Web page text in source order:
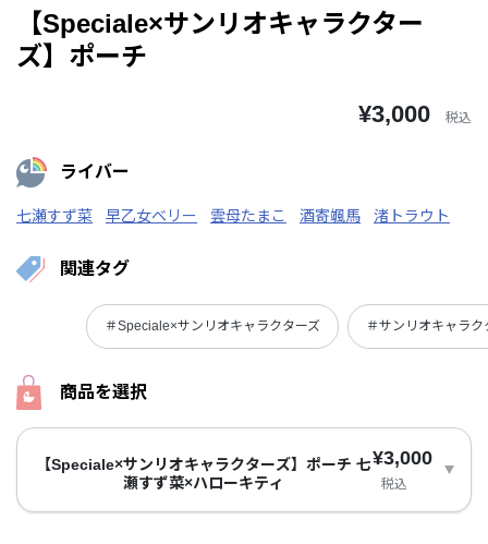
【Speciale×サンリオキャラクター
ズ】ポーチ
¥3,000 税込
ライバー
七瀬すず菜 早乙女ベリー 雲母たまこ 酒寄颯馬 渚トラウト
関連タグ
＃Speciale×サンリオキャラクターズ ＃サンリオキャラク
商品を選択
【Speciale×サンリオキャラクターズ】ポーチ 七
瀬すず菜×ハローキティ
¥3,000
税込